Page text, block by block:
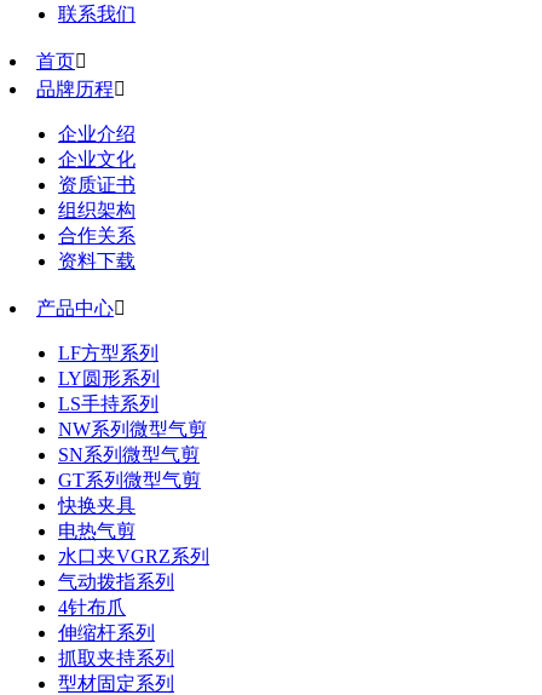
联系我们
首页
品牌历程
企业介绍
企业文化
资质证书
组织架构
合作关系
资料下载
产品中心
LF方型系列
LY圆形系列
LS手持系列
NW系列微型气剪
SN系列微型气剪
GT系列微型气剪
快换夹具
电热气剪
水口夹VGRZ系列
气动拨指系列
4针布爪
伸缩杆系列
抓取夹持系列
型材固定系列